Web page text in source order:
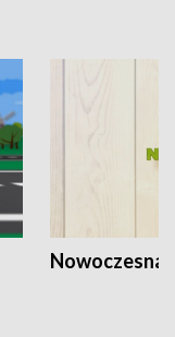
Nowoczesna